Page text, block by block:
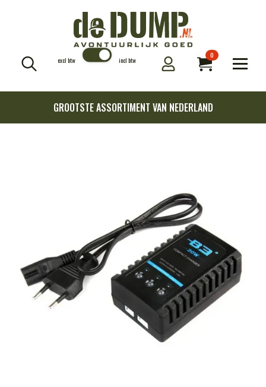
excl btw incl btw
0
GROOTSTE ASSORTIMENT VAN NEDERLAND